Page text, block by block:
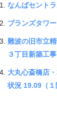
なんばセント
ブランズタワ
難波の旧市立
３丁目新築工
大丸心斎橋店
状況 19.09（１